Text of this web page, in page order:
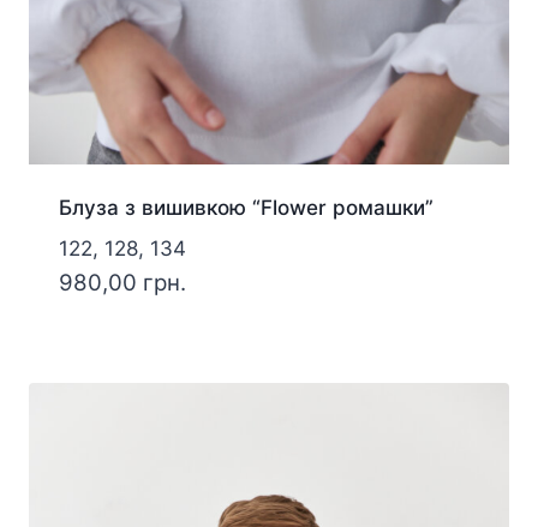
Блуза з вишивкою “Flower ромашки”
122, 128, 134
980,00 грн.